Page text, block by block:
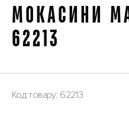
МОКАСИНИ
62213
Код товару: 62213